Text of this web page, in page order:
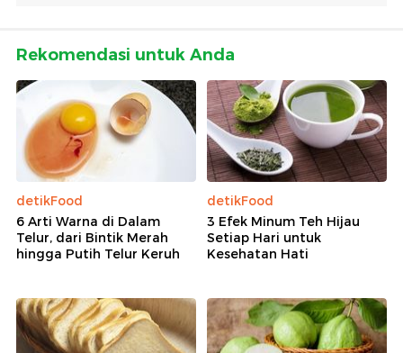
Rekomendasi untuk Anda
detikFood
6 Arti Warna di Dalam
Telur, dari Bintik Merah
hingga Putih Telur Keruh
detikFood
3 Efek Minum Teh Hijau
Setiap Hari untuk
Kesehatan Hati